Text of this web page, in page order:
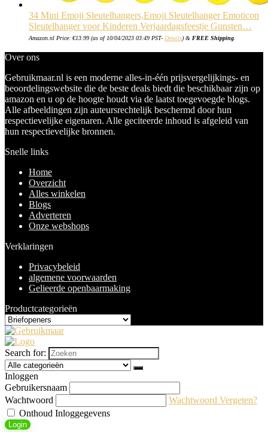
34 Mini Emoji Sleutelhangers,Emoji Sleutelhanger Emoticon
Sleutelhanger voor Kinderen Verjaardagsfeestje Gunsten…
Amazon.nl Price: €13.99 (as of 10/04/2023 03:49 PST- Details) & FREE Shipping
Over ons
Gebruikmaar.nl is een moderne alles-in-één prijsvergelijkings- en
beoordelingswebsite die de beste deals biedt die beschikbaar zijn op
amazon en u op de hoogte houdt via de laatst toegevoegde blogs.
Alle afbeeldingen zijn auteursrechtelijk beschermd door hun
respectievelijke eigenaren. Alle geciteerde inhoud is afgeleid van
hun respectievelijke bronnen.
Snelle links
Home
Overzicht
Alles winkelen
Blogs
Adverteren
Onze webshops
Verklaringen
Privacybeleid
algemene voorwaarden
Gelieerde openbaarmaking
Productcategorieën
Search for:
Inloggen
Gebruikersnaam
Wachtwoord
Wachtwoord Vergeten?
Onthoud Inloggegevens
Login